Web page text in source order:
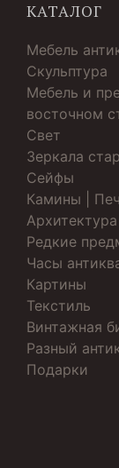
КАТАЛОГ
Мебель
Скульптура
Мебель и
восточном
Свет
Зеркала
Cейфы
Камины |
Редкие
Часы
Картины
Текстиль
Винтажная
Разный
Подарки